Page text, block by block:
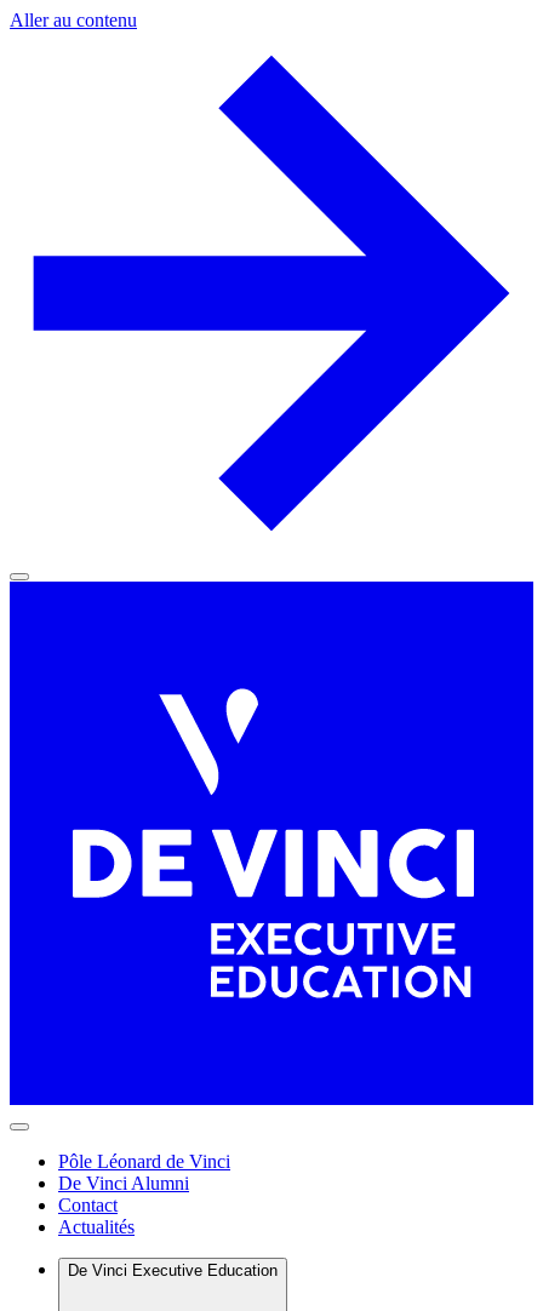
Aller au contenu
Pôle Léonard de Vinci
De Vinci Alumni
Contact
Actualités
De Vinci Executive Education